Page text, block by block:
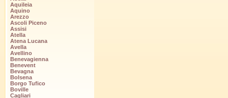
Aquileia
Aquino
Arezzo
Ascoli Piceno
Assisi
Atella
Atena Lucana
Avella
Avellino
Benevagienna
Benevent
Bevagna
Bolsena
Borgo Tufico
Boville
Cagliari